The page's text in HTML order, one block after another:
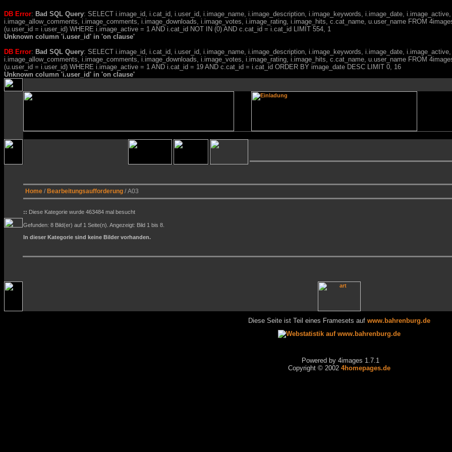
DB Error: Bad SQL Query: SELECT i.image_id, i.cat_id, i.user_id, i.image_name, i.image_description, i.image_keywords, i.image_date,
i.image_allow_comments, i.image_comments, i.image_downloads, i.image_votes, i.image_rating, i.image_hits, c.cat_name, u.user_name FROM
(u.user_id = i.user_id) WHERE i.image_active = 1 AND i.cat_id NOT IN (0) AND c.cat_id = i.cat_id LIMIT 554, 1
Unknown column 'i.user_id' in 'on clause'
DB Error: Bad SQL Query: SELECT i.image_id, i.cat_id, i.user_id, i.image_name, i.image_description, i.image_keywords, i.image_date,
i.image_allow_comments, i.image_comments, i.image_downloads, i.image_votes, i.image_rating, i.image_hits, c.cat_name, u.user_name FROM
(u.user_id = i.user_id) WHERE i.image_active = 1 AND i.cat_id = 19 AND c.cat_id = i.cat_id ORDER BY image_date DESC LIMIT 0, 16
Unknown column 'i.user_id' in 'on clause'
Home / Bearbeitungsaufforderung / A03
:: Diese Kategorie wurde 463484 mal besucht
Gefunden: 8 Bild(er) auf 1 Seite(n). Angezeigt: Bild 1 bis 8.
In dieser Kategorie sind keine Bilder vorhanden.
Diese Seite ist Teil eines Framesets auf www.bahrenburg.de
Powered by 4images 1.7.1
Copyright © 2002 4homepages.de